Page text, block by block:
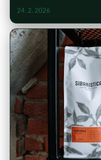
24. 2. 2026